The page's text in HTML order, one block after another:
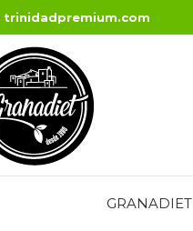
trinidadpremium.com
GRANADIET